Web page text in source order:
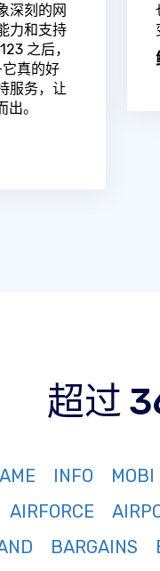
深刻的网
力和支持
之后，
真的好
服务，让
。
超过
INFO MOBI
AIRFORCE
BARGAINS